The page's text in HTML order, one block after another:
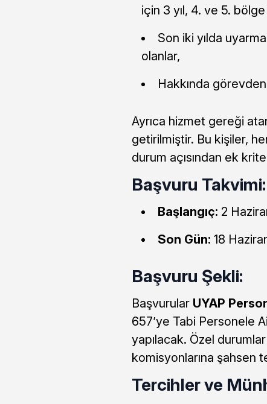
için 3 yıl, 4. ve 5. bölge
Son iki yılda
olanlar,
Hakkında
Ayrıca hizmet gereği
getirilmiştir. Bu kişiler,
durum açısından ek
Başvuru Takvimi:
Başlangıç: 2
Son Gün: 18
Başvuru Şekli:
Başvurular UYAP
657’ye Tabi Personele
yapılacak. Özel
komisyonlarına şahsen
Tercihler ve